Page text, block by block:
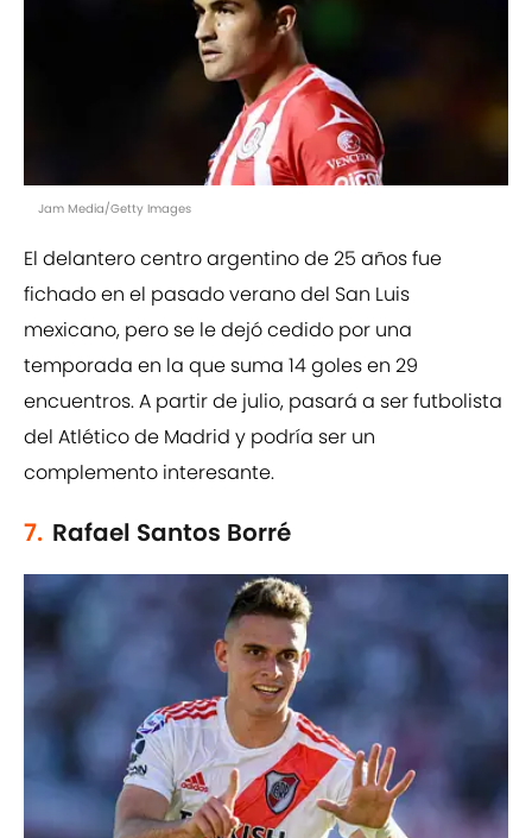
Jam Media/Getty Images
El delantero centro argentino de 25 años fue
fichado en el pasado verano del San Luis
mexicano, pero se le dejó cedido por una
temporada en la que suma 14 goles en 29
encuentros. A partir de julio, pasará a ser futbolista
del Atlético de Madrid y podría ser un
complemento interesante.
7. Rafael Santos Borré